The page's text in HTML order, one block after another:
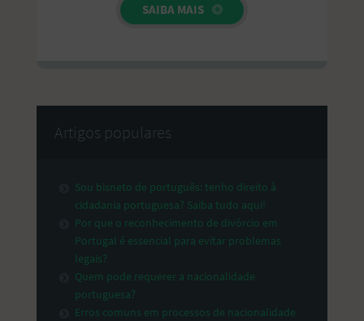
SAIBA MAIS
Artigos populares
Sou bisneto de português: tenho direito à
cidadania portuguesa? Saiba tudo aqui!
Por que o reconhecimento de divórcio em
Portugal é essencial para evitar problemas
legais?
Quem pode requerer a nacionalidade
portuguesa?
Erros comuns em processos de nacionalidade